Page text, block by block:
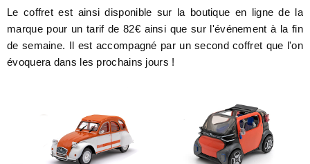
Le coffret est ainsi disponible sur la boutique en ligne de la
marque pour un tarif de 82€ ainsi que sur l'événement à la fin
de semaine. Il est accompagné par un second coffret que l'on
évoquera dans les prochains jours !